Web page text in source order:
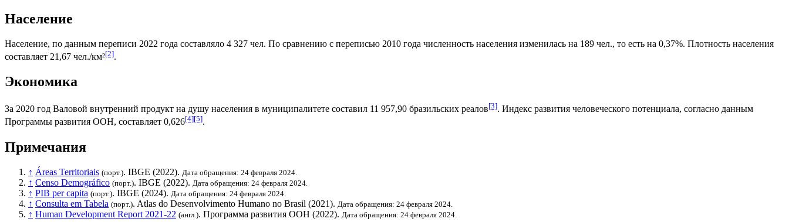
Население
Население, по данным переписи 2022 года составляло 4 327 чел. По сравнению с переписью 2010 года численность населения изменилась на 189 чел., то есть на 0,37%. Плотность населения
составляет 21,67 чел./км²[2].
Экономика
За 2020 год Валовой внутренний продукт на душу населения в муниципалитете составил 11 957,90 бразильских реалов[3]. Индекс развития человеческого потенциала, согласно данным
Программы развития ООН, составляет 0,626[4][5].
Примечания
↑ Áreas Territoriais (порт.). IBGE (2022). Дата обращения: 24 февраля 2024.
↑ Censo Demográfico (порт.). IBGE (2022). Дата обращения: 24 февраля 2024.
↑ PIB per capita (порт.). IBGE (2024). Дата обращения: 24 февраля 2024.
↑ Consulta em Tabela (порт.). Atlas do Desenvolvimento Humano no Brasil (2021). Дата обращения: 24 февраля 2024.
↑ Human Development Report 2021-22 (англ.). Программа развития ООН (2022). Дата обращения: 24 февраля 2024.